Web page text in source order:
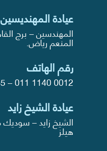
عيادة المهنديسين
المنعم رياض.
رقم الهاتف
–011 1140 0012
عيادة الشيخ زايد
هيلز